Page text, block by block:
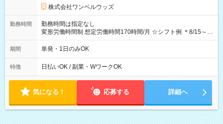
株式会社ワンベルウッズ
勤務時間
勤務時間は指定なし
変形労働時間制 想定労働時間170時間/月 ☆シフト例 ＊8/15～
10/26 全日共通 08：00～12：00 17：00～21：00 ＊8/31
～9/19のみ下記シフトもあります！ 12：00～16：00 ＊9/6～
00
期間 単発・1日のみOK
特徴 日払いOK / 副業・WワークOK
気になる！ 応募する 詳細へ